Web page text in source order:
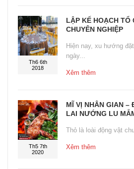
Th6 6th
2018
LẬP KẾ HOẠCH TỔ
CHUYÊN NGHIỆP
Hiện nay, xu hướng
ngày...
Xêm thêm
Th5 7th
2020
MĨ VỊ NHÂN GIAN –
LAI NƯỚNG LU
Thỏ là loài động vật
Xêm thêm